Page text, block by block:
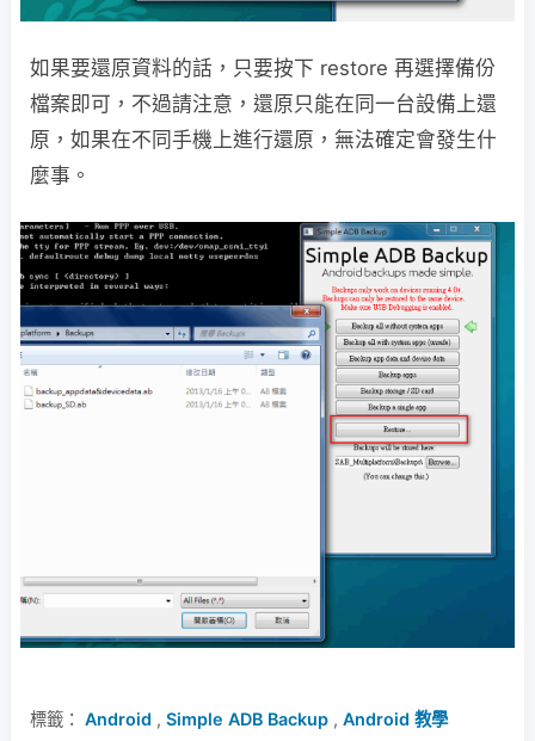
如果要還原資料的話，只要按下 restore 再選擇備份
檔案即可，不過請注意，還原只能在同一台設備上還
原，如果在不同手機上進行還原，無法確定會發生什
麼事。
標籤： Android , Simple ADB Backup , Android 教學